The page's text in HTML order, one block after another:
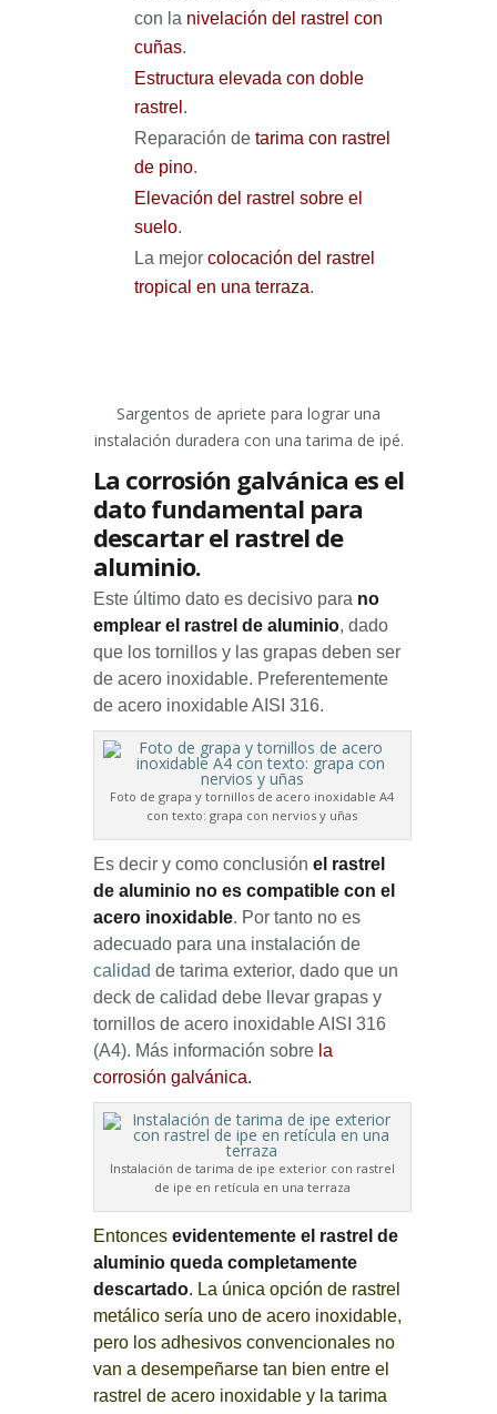
con l a nivelación del rastrel con
cuñas.
Estructura elevada con doble
rastrel .
Reparación de tarima con rastrel
de pino.
Elevación del rastrel sobre el
suelo.
La mejor colocación del rastrel
tropical en una terraza.
Sargentos de apriete para lograr una
instalación duradera con una tarima de ipé.
La corrosión galvánica es el
dato fundamental para
descartar el rastrel de
aluminio.
Este último dato es decisivo para no
emplear el rastrel de aluminio, dado
que los tornillos y las grapas deben ser
de acero inoxidable. Preferentemente
de acero inoxidable AISI 316.
Foto de grapa y tornillos de acero inoxidable A4
con texto: grapa con nervios y uñas
Es decir y como conclusión el rastrel
de aluminio no es compatible con el
acero inoxidable. Por tanto no es
adecuado para una instalación de
calidad de tarima exterior, dado que un
deck de calidad debe llevar grapas y
tornillos de acero inoxidable AISI 316
(A4). Más información sobre la
corrosión galvánica.
Instalación de tarima de ipe exterior con rastrel
de ipe en retícula en una terraza
Entonces evidentemente el rastrel de
aluminio queda completamente
descartado. La única opción de rastrel
metálico sería uno de acero inoxidable,
pero los adhesivos convencionales no
van a desempeñarse tan bien entre el
rastrel de acero inoxidable y la tarima